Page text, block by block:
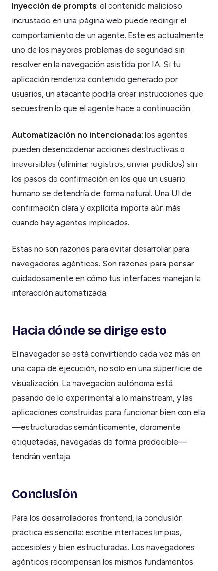
Inyección de prompts: el contenido malicioso
incrustado en una página web puede redirigir el
comportamiento de un agente. Este es actualmente
uno de los mayores problemas de seguridad sin
resolver en la navegación asistida por IA. Si tu
aplicación renderiza contenido generado por
usuarios, un atacante podría crear instrucciones que
secuestren lo que el agente hace a continuación.
Automatización no intencionada: los agentes
pueden desencadenar acciones destructivas o
irreversibles (eliminar registros, enviar pedidos) sin
los pasos de confirmación en los que un usuario
humano se detendría de forma natural. Una UI de
confirmación clara y explícita importa aún más
cuando hay agentes implicados.
Estas no son razones para evitar desarrollar para
navegadores agénticos. Son razones para pensar
cuidadosamente en cómo tus interfaces manejan la
interacción automatizada.
Hacia dónde se dirige esto
El navegador se está convirtiendo cada vez más en
una capa de ejecución, no solo en una superficie de
visualización. La navegación autónoma está
pasando de lo experimental a lo mainstream, y las
aplicaciones construidas para funcionar bien con ella
—estructuradas semánticamente, claramente
etiquetadas, navegadas de forma predecible—
tendrán ventaja.
Conclusión
Para los desarrolladores frontend, la conclusión
práctica es sencilla: escribe interfaces limpias,
accesibles y bien estructuradas. Los navegadores
agénticos recompensan los mismos fundamentos